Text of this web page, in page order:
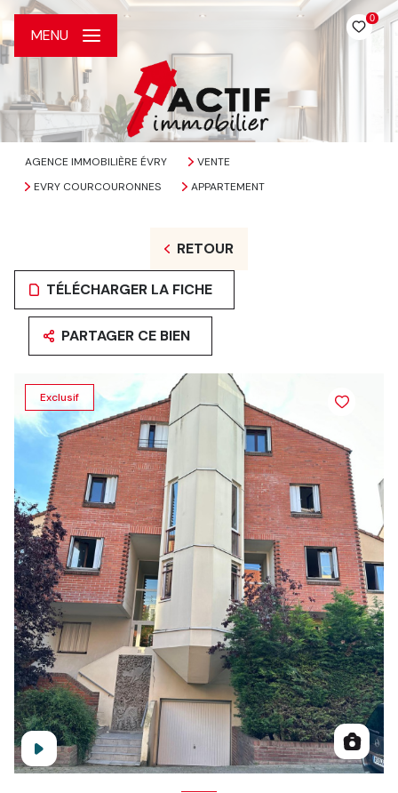
0
MENU
AGENCE IMMOBILIÈRE ÉVRY
VENTE
EVRY COURCOURONNES
APPARTEMENT
RETOUR
TÉLÉCHARGER LA FICHE
PARTAGER CE BIEN
Exclusif